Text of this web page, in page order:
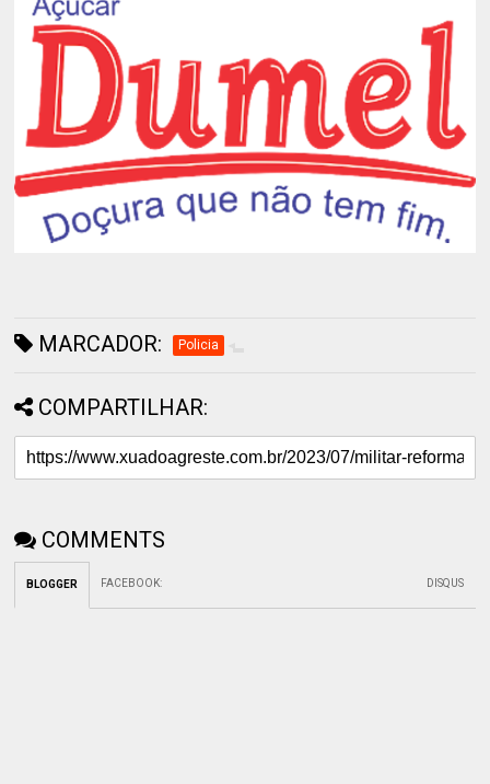
MARCADOR: Policia
COMPARTILHAR:
COMMENTS
BLOGGER FACEBOOK: DISQUS